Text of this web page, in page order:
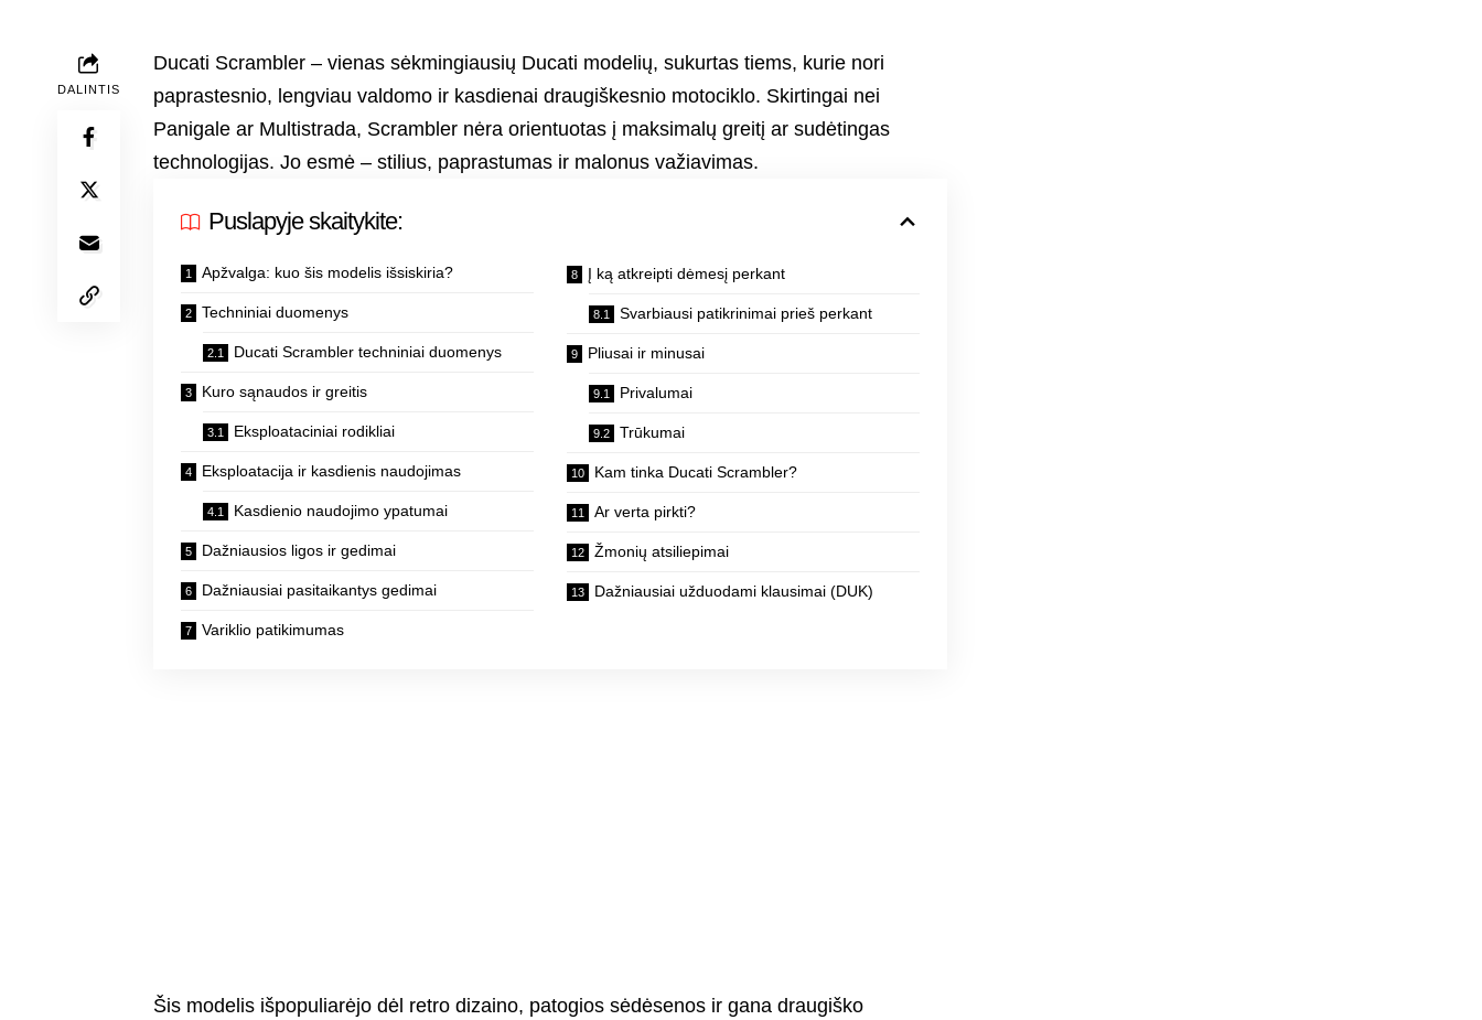
DALINTIS
Ducati Scrambler – vienas sėkmingiausių Ducati modelių, sukurtas tiems, kurie nori
paprastesnio, lengviau valdomo ir kasdienai draugiškesnio motociklo. Skirtingai nei
Panigale ar Multistrada, Scrambler nėra orientuotas į maksimalų greitį ar sudėtingas
technologijas. Jo esmė – stilius, paprastumas ir malonus važiavimas.
Puslapyje skaitykite:
Apžvalga: kuo šis modelis išsiskiria?
Techniniai duomenys
Ducati Scrambler techniniai duomenys
Kuro sąnaudos ir greitis
Eksploataciniai rodikliai
Eksploatacija ir kasdienis naudojimas
Kasdienio naudojimo ypatumai
Dažniausios ligos ir gedimai
Dažniausiai pasitaikantys gedimai
Variklio patikimumas
Į ką atkreipti dėmesį perkant
Svarbiausi patikrinimai prieš perkant
Pliusai ir minusai
Privalumai
Trūkumai
Kam tinka Ducati Scrambler?
Ar verta pirkti?
Žmonių atsiliepimai
Dažniausiai užduodami klausimai (DUK)
Šis modelis išpopuliarėjo dėl retro dizaino, patogios sėdėsenos ir gana draugiško